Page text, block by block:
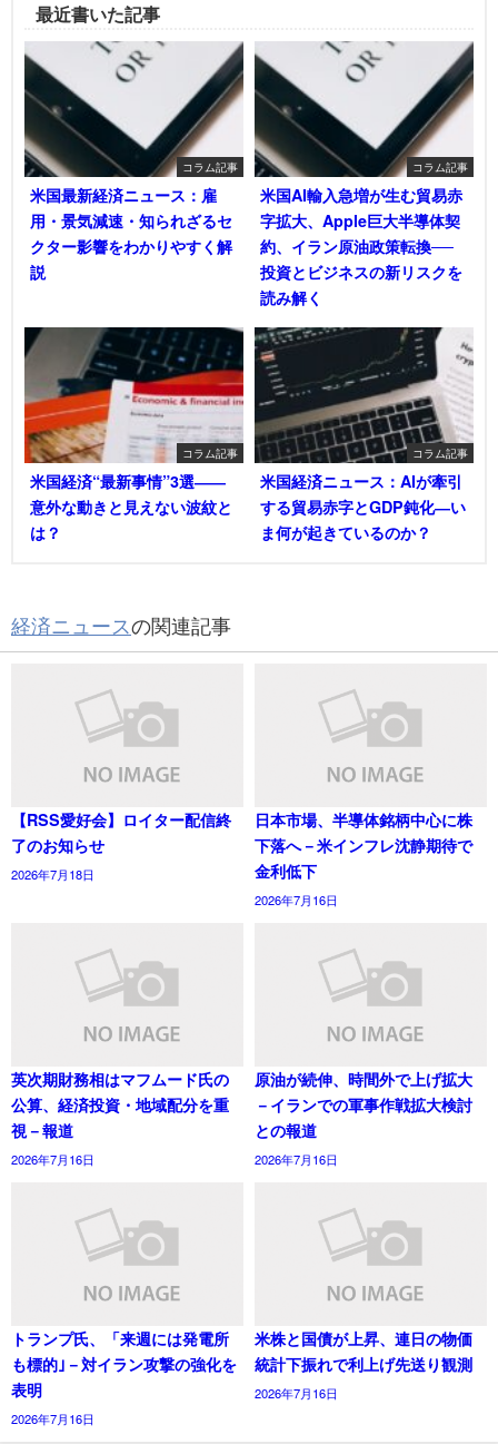
最近書いた記事
コラム記事
米国最新経済ニュース：雇
用・景気減速・知られざるセ
クター影響をわかりやすく解
説
コラム記事
米国AI輸入急増が生む貿易赤
字拡大、Apple巨大半導体契
約、イラン原油政策転換──
投資とビジネスの新リスクを
読み解く
コラム記事
米国経済“最新事情”3選――
意外な動きと見えない波紋と
は？
コラム記事
米国経済ニュース：AIが牽引
する貿易赤字とGDP鈍化―い
ま何が起きているのか？
経済ニュースの関連記事
【RSS愛好会】ロイター配信終
了のお知らせ
2026年7月18日
日本市場、半導体銘柄中心に株
下落へ－米インフレ沈静期待で
金利低下
2026年7月16日
英次期財務相はマフムード氏の
公算、経済投資・地域配分を重
視－報道
2026年7月16日
原油が続伸、時間外で上げ拡大
－イランでの軍事作戦拡大検討
との報道
2026年7月16日
トランプ氏、「来週には発電所
も標的｣－対イラン攻撃の強化を
表明
2026年7月16日
米株と国債が上昇、連日の物価
統計下振れで利上げ先送り観測
2026年7月16日